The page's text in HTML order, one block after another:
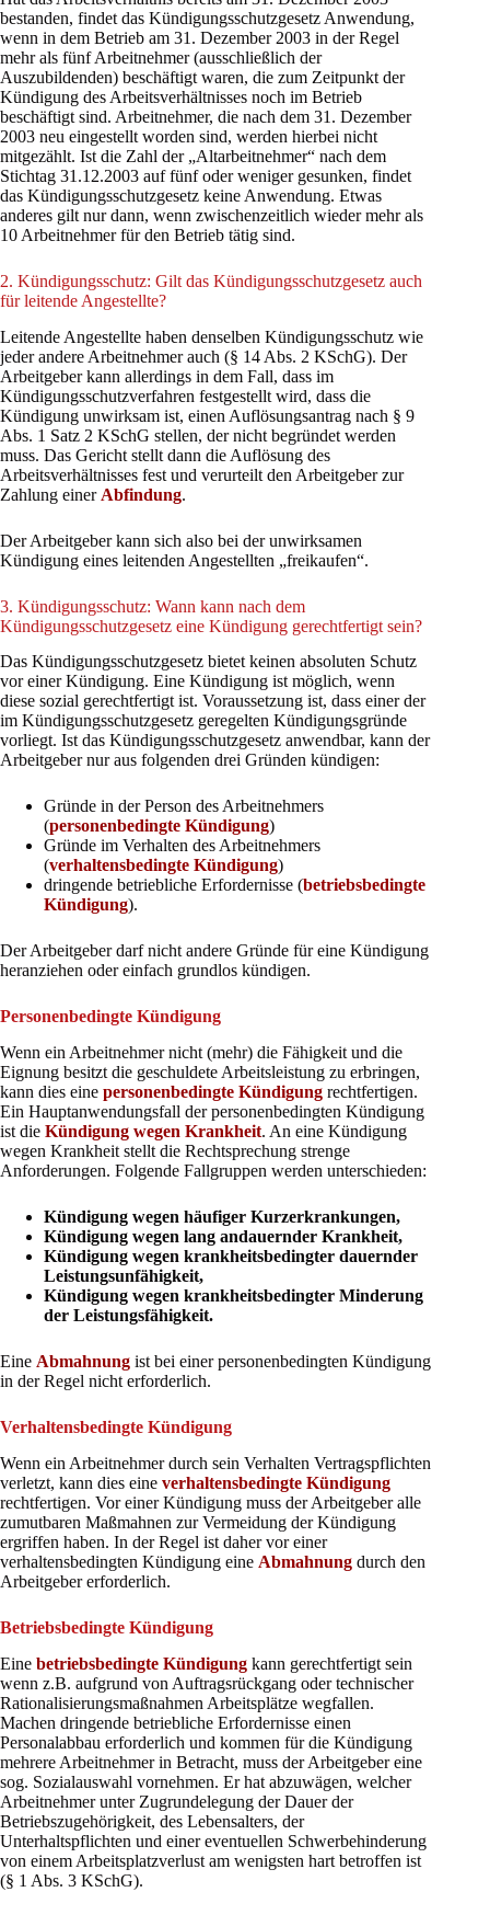
bestanden, findet das Kündigungsschutzgesetz Anwendung,
wenn in dem Betrieb am 31. Dezember 2003 in der Regel
mehr als fünf Arbeitnehmer (ausschließlich der
Auszubildenden) beschäftigt waren, die zum Zeitpunkt der
Kündigung des Arbeitsverhältnisses noch im Betrieb
beschäftigt sind. Arbeitnehmer, die nach dem 31. Dezember
2003 neu eingestellt worden sind, werden hierbei nicht
mitgezählt. Ist die Zahl der „Altarbeitnehmer“ nach dem
Stichtag 31.12.2003 auf fünf oder weniger gesunken, findet
das Kündigungsschutzgesetz keine Anwendung. Etwas
anderes gilt nur dann, wenn zwischenzeitlich wieder mehr als
10 Arbeitnehmer für den Betrieb tätig sind.
2. Kündigungsschutz: Gilt das Kündigungsschutzgesetz auch
für leitende Angestellte?
Leitende Angestellte haben denselben Kündigungsschutz wie
jeder andere Arbeitnehmer auch (§ 14 Abs. 2 KSchG). Der
Arbeitgeber kann allerdings in dem Fall, dass im
Kündigungsschutzverfahren festgestellt wird, dass die
Kündigung unwirksam ist, einen Auflösungsantrag nach § 9
Abs. 1 Satz 2 KSchG stellen, der nicht begründet werden
muss. Das Gericht stellt dann die Auflösung des
Arbeitsverhältnisses fest und verurteilt den Arbeitgeber zur
Zahlung einer Abfindung.
Der Arbeitgeber kann sich also bei der unwirksamen
Kündigung eines leitenden Angestellten „freikaufen“.
3. Kündigungsschutz: Wann kann nach dem
Kündigungsschutzgesetz eine Kündigung gerechtfertigt sein?
Das Kündigungsschutzgesetz bietet keinen absoluten Schutz
vor einer Kündigung. Eine Kündigung ist möglich, wenn
diese sozial gerechtfertigt ist. Voraussetzung ist, dass einer der
im Kündigungsschutzgesetz geregelten Kündigungsgründe
vorliegt. Ist das Kündigungsschutzgesetz anwendbar, kann der
Arbeitgeber nur aus folgenden drei Gründen kündigen:
Gründe in der Person des Arbeitnehmers
(personenbedingte Kündigung)
Gründe im Verhalten des Arbeitnehmers
(verhaltensbedingte Kündigung)
dringende betriebliche Erfordernisse (betriebsbedingte
Kündigung).
Der Arbeitgeber darf nicht andere Gründe für eine Kündigung
heranziehen oder einfach grundlos kündigen.
Personenbedingte Kündigung
Wenn ein Arbeitnehmer nicht (mehr) die Fähigkeit und die
Eignung besitzt die geschuldete Arbeitsleistung zu erbringen,
kann dies eine personenbedingte Kündigung rechtfertigen.
Ein Hauptanwendungsfall der personenbedingten Kündigung
ist die Kündigung wegen Krankheit. An eine Kündigung
wegen Krankheit stellt die Rechtsprechung strenge
Anforderungen. Folgende Fallgruppen werden unterschieden:
Kündigung wegen häufiger Kurzerkrankungen,
Kündigung wegen lang andauernder Krankheit,
Kündigung wegen krankheitsbedingter dauernder
Leistungsunfähigkeit,
Kündigung wegen krankheitsbedingter Minderung
der Leistungsfähigkeit.
Eine Abmahnung ist bei einer personenbedingten Kündigung
in der Regel nicht erforderlich.
Verhaltensbedingte Kündigung
Wenn ein Arbeitnehmer durch sein Verhalten Vertragspflichten
verletzt, kann dies eine verhaltensbedingte Kündigung
rechtfertigen. Vor einer Kündigung muss der Arbeitgeber alle
zumutbaren Maßmahnen zur Vermeidung der Kündigung
ergriffen haben. In der Regel ist daher vor einer
verhaltensbedingten Kündigung eine Abmahnung durch den
Arbeitgeber erforderlich.
Betriebsbedingte Kündigung
Eine betriebsbedingte Kündigung kann gerechtfertigt sein
wenn z.B. aufgrund von Auftragsrückgang oder technischer
Rationalisierungsmaßnahmen Arbeitsplätze wegfallen.
Machen dringende betriebliche Erfordernisse einen
Personalabbau erforderlich und kommen für die Kündigung
mehrere Arbeitnehmer in Betracht, muss der Arbeitgeber eine
sog. Sozialauswahl vornehmen. Er hat abzuwägen, welcher
Arbeitnehmer unter Zugrundelegung der Dauer der
Betriebszugehörigkeit, des Lebensalters, der
Unterhaltspflichten und einer eventuellen Schwerbehinderung
von einem Arbeitsplatzverlust am wenigsten hart betroffen ist
(§ 1 Abs. 3 KSchG).